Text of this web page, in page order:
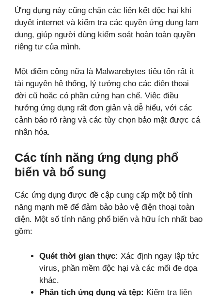
Ứng dụng này cũng chặn các liên kết độc hại khi
duyệt internet và kiểm tra các quyền ứng dụng lạm
dụng, giúp người dùng kiểm soát hoàn toàn quyền
riêng tư của mình.
Một điểm cộng nữa là Malwarebytes tiêu tốn rất ít
tài nguyên hệ thống, lý tưởng cho các điện thoại
đời cũ hoặc có phần cứng hạn chế. Việc điều
hướng ứng dụng rất đơn giản và dễ hiểu, với các
cảnh báo rõ ràng và các tùy chọn bảo mật được cá
nhân hóa.
Các tính năng ứng dụng phổ
biến và bổ sung
Các ứng dụng được đề cập cung cấp một bộ tính
năng mạnh mẽ để đảm bảo bảo vệ điện thoại toàn
diện. Một số tính năng phổ biến và hữu ích nhất bao
gồm:
Quét thời gian thực: Xác định ngay lập tức
virus, phần mềm độc hại và các mối đe dọa
khác.
Phân tích ứng dụng và tệp: Kiểm tra liên